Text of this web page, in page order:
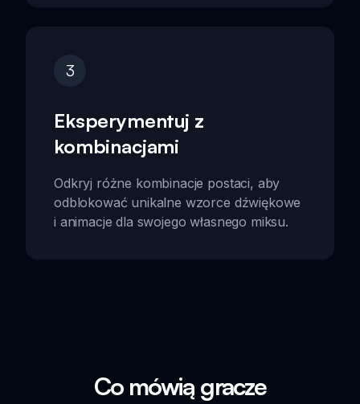
3
Eksperymentuj z
kombinacjami
Odkryj różne kombinacje postaci, aby
odblokować unikalne wzorce dźwiękowe
i animacje dla swojego własnego miksu.
Co mówią gracze